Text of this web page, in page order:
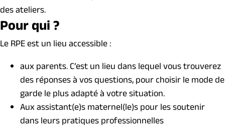
des ateliers.
Pour qui ?
Le RPE est un lieu accessible :
aux parents. C’est un lieu dans lequel vous trouverez
des réponses à vos questions, pour choisir le mode de
garde le plus adapté à votre situation.
Aux assistant(e)s maternel(le)s pour les soutenir
dans leurs pratiques professionnelles